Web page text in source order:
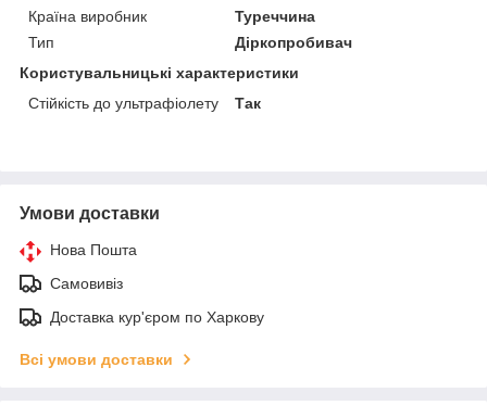
Країна виробник
Туреччина
Тип
Діркопробивач
Користувальницькі характеристики
Стійкість до ультрафіолету
Так
Умови доставки
Нова Пошта
Самовивіз
Доставка кур'єром по Харкову
Всі умови доставки